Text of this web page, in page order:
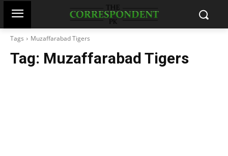
Tags Muzaffarabad Tigers
Tag: Muzaffarabad Tigers